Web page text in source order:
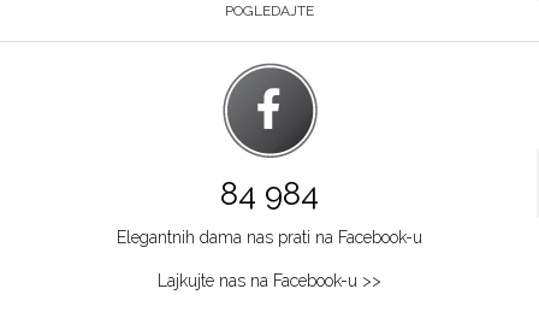
POGLEDAJTE
84 984
Elegantnih dama nas prati na Facebook-u
Lajkujte nas na Facebook-u >>